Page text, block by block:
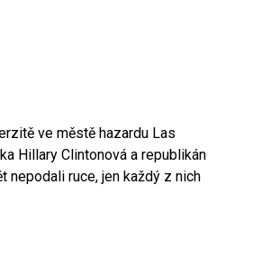
ve městě hazardu Las
Hillary Clintonová a republikán
nepodali ruce, jen každý z nich